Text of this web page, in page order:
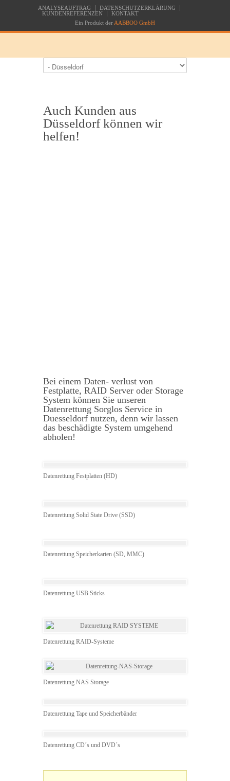
ANALYSEAUFTRAG
DATENSCHUTZERKLÄRUNG
KUNDENREFERENZEN
KONTAKT
Ein Produkt der AABBOO GmbH
Auch Kunden aus
Düsseldorf können wir
helfen!
Bei einem Daten- verlust von
Festplatte, RAID Server oder Storage
System können Sie unseren
Datenrettung Sorglos Service in
Duesseldorf nutzen, denn wir lassen
das beschädigte System umgehend
abholen!
Datenrettung Festplatten (HD)
Datenrettung Solid State Drive (SSD)
Datenrettung Speicherkarten (SD, MMC)
Datenrettung USB Sticks
Datenrettung RAID-Systeme
Datenrettung NAS Storage
Datenrettung Tape und Speicherbänder
Datenrettung CD´s und DVD´s